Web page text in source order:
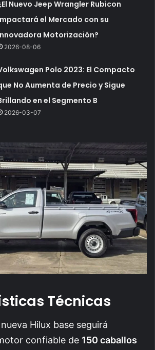
Nuevo Jeep Wrangler Rubicon
el Mercado con su
Motorización?
2026-08-06
Polo 2023: El Compacto
No Aumenta de Precio y Sigue
en el Segmento B
2026-03-07
Técnicas
Hilux base seguirá
confiable de 150 caballos